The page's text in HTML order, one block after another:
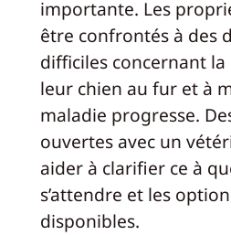
importante. Les
être confrontés à des
difficiles concernant
leur chien au fur et à
maladie progresse.
ouvertes avec un
aider à clarifier ce à
s’attendre et les
disponibles.